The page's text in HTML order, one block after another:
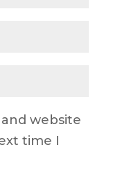
website
time I